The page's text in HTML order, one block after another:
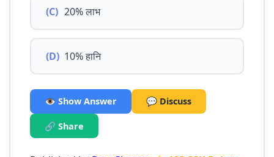
(C) 20% लाभ
(D) 10% हानि
👁️ Show Answer 💬 Discuss
🔗 Share